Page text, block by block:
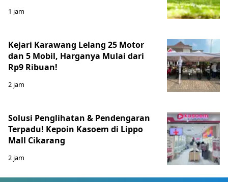
1 jam
Kejari Karawang Lelang 25 Motor
dan 5 Mobil, Harganya Mulai dari
Rp9 Ribuan!
2 jam
Solusi Penglihatan & Pendengaran
Terpadu! Kepoin Kasoem di Lippo
Mall Cikarang
2 jam